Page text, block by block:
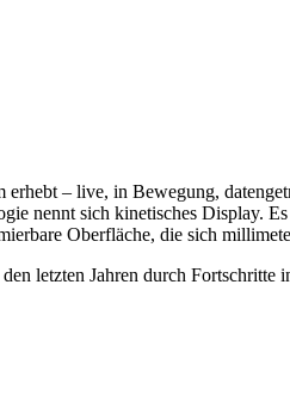
– live, in Bewegung,
nennt sich kinetisches Display.
Oberfläche, die sich
letzten Jahren durch